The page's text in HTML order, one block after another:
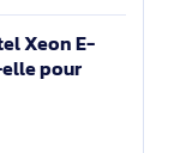
Xeon E-
elle pour